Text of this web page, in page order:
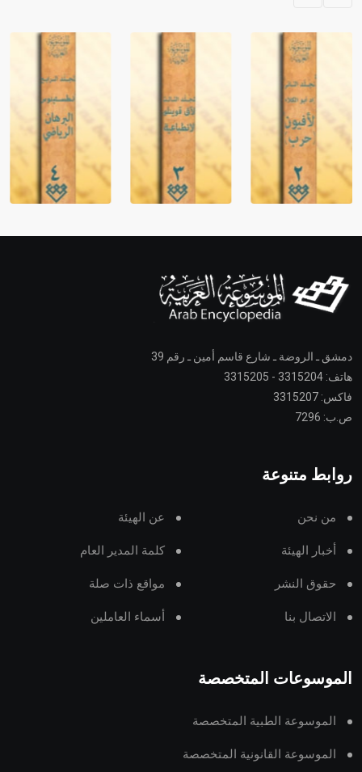
دمشق ـ الروضة ـ شارع قاسم أمين ـ رقم 39
هاتف: 3315204 - 3315205
فاكس: 3315207
ص.ب: 7296
روابط متنوعة
من نحن عن الهيئة
أخبار الهيئة كلمة المدير العام
حقوق النشر مواقع ذات صلة
الاتصال بنا أسماء العاملين
الموسوعات المتخصصة
الموسوعة الطبية المتخصصة
الموسوعة القانونية المتخصصة